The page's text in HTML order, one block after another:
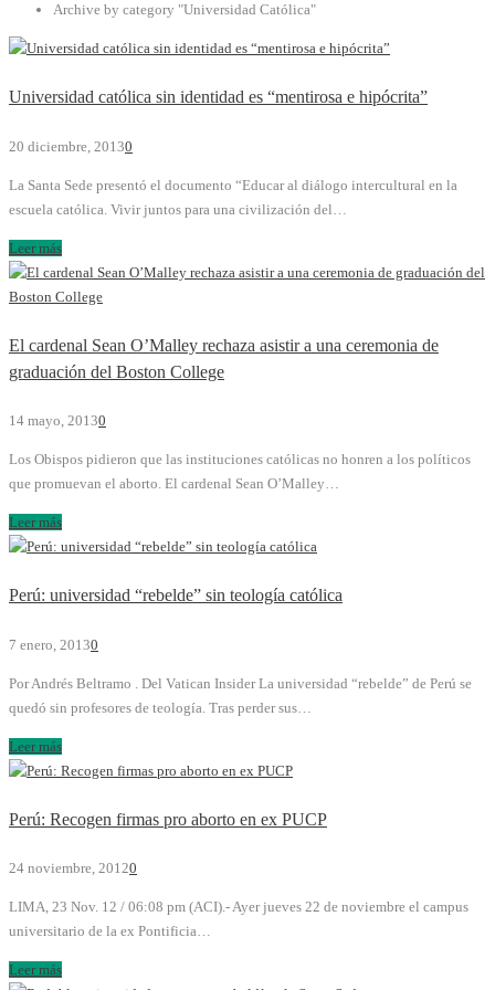
Archive by category "Universidad Católica"
Universidad católica sin identidad es “mentirosa e hipócrita”
20 diciembre, 20130
La Santa Sede presentó el documento “Educar al diálogo intercultural en la
escuela católica. Vivir juntos para una civilización del…
Leer más
El cardenal Sean O’Malley rechaza asistir a una ceremonia de
graduación del Boston College
14 mayo, 20130
Los Obispos pidieron que las instituciones católicas no honren a los políticos
que promuevan el aborto. El cardenal Sean O’Malley…
Leer más
Perú: universidad “rebelde” sin teología católica
7 enero, 20130
Por Andrés Beltramo . Del Vatican Insider La universidad “rebelde” de Perú se
quedó sin profesores de teología. Tras perder sus…
Leer más
Perú: Recogen firmas pro aborto en ex PUCP
24 noviembre, 20120
LIMA, 23 Nov. 12 / 06:08 pm (ACI).- Ayer jueves 22 de noviembre el campus
universitario de la ex Pontificia…
Leer más